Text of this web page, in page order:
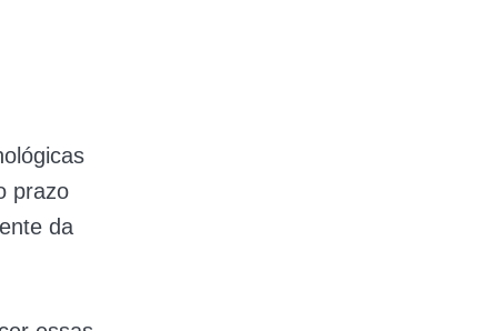
prazo
da